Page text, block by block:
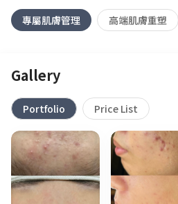
專屬肌膚管理 高端肌膚重塑
Gallery
Portfolio Price List